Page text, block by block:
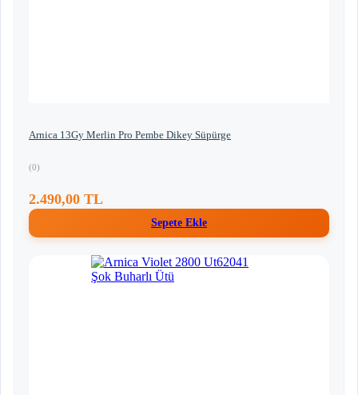
Arnica 13Gy Merlin Pro Pembe Dikey Süpürge
(0)
2.490,00 TL
Sepete Ekle